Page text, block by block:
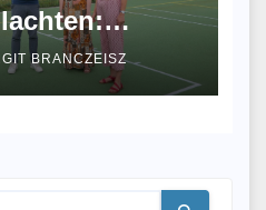
BRANCZEISZ